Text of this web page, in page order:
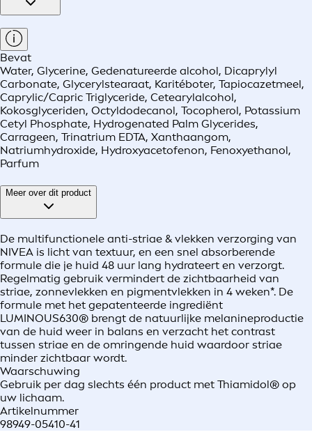
Bevat
Water, Glycerine, Gedenatureerde alcohol, Dicaprylyl
Carbonate, Glycerylstearaat, Karitéboter, Tapiocazetmeel,
Caprylic/Capric Triglyceride, Cetearylalcohol,
Kokosglyceriden, Octyldodecanol, Tocopherol, Potassium
Cetyl Phosphate, Hydrogenated Palm Glycerides,
Carrageen, Trinatrium EDTA, Xanthaangom,
Natriumhydroxide, Hydroxyacetofenon, Fenoxyethanol,
Parfum
Meer over dit product
De multifunctionele anti-striae & vlekken verzorging van
NIVEA is licht van textuur, en een snel absorberende
formule die je huid 48 uur lang hydrateert en verzorgt.
Regelmatig gebruik vermindert de zichtbaarheid van
striae, zonnevlekken en pigmentvlekken in 4 weken*. De
formule met het gepatenteerde ingrediënt
LUMINOUS630® brengt de natuurlijke melanineproductie
van de huid weer in balans en verzacht het contrast
tussen striae en de omringende huid waardoor striae
minder zichtbaar wordt.
Waarschuwing
Gebruik per dag slechts één product met Thiamidol® op
uw lichaam.
Artikelnummer
98949-05410-41